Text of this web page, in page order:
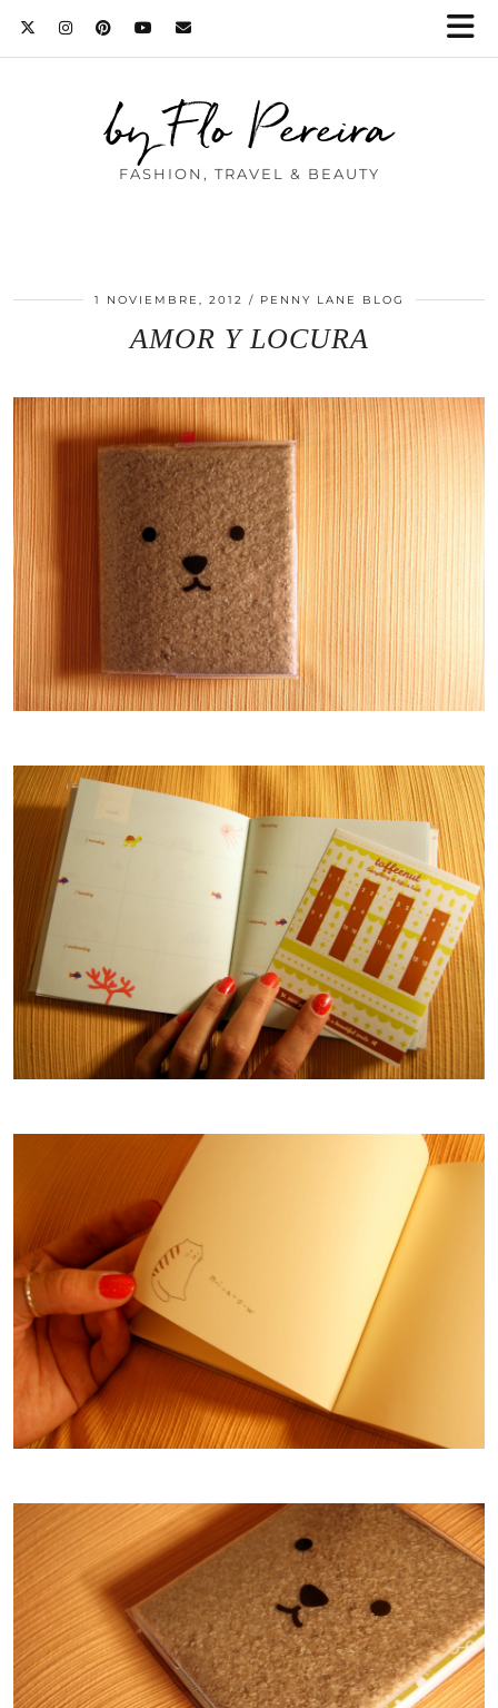
by Flo Pereira
FASHION, TRAVEL & BEAUTY
1 NOVIEMBRE, 2012 PENNY LANE BLOG
AMOR Y LOCURA